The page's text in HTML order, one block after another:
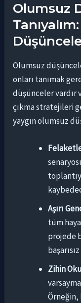
Olumsuz
Olumsuz
onları tanımak
düşünceler vardır
çıkma stratejileri
yaygın olumsuz
Aşırı
tüm
projede
Zihin